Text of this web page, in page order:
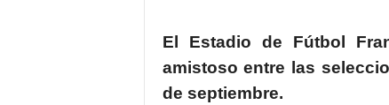
El Estadio de Fútbol
amistoso entre las
de septiembre.